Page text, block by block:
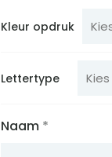
€ 7,95.
€ 4,95.
Kleur opdruk
Lettertype
Naam *